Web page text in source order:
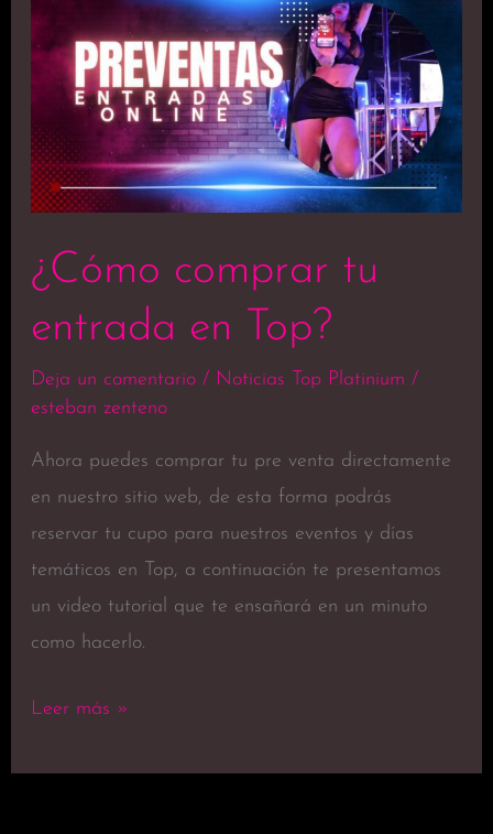
¿Cómo comprar tu
entrada en Top?
Deja un comentario / Noticias Top Platinium /
esteban zenteno
Ahora puedes comprar tu pre venta directamente
en nuestro sitio web, de esta forma podrás
reservar tu cupo para nuestros eventos y días
temáticos en Top, a continuación te presentamos
un video tutorial que te ensañará en un minuto
como hacerlo.
comprar
tu
entrada
en
Top?
Leer más »